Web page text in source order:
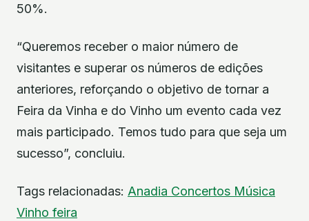
50%.
“Queremos receber o maior número de
visitantes e superar os números de edições
anteriores, reforçando o objetivo de tornar a
Feira da Vinha e do Vinho um evento cada vez
mais participado. Temos tudo para que seja um
sucesso”, concluiu.
Tags relacionadas: Anadia Concertos Música
Vinho feira